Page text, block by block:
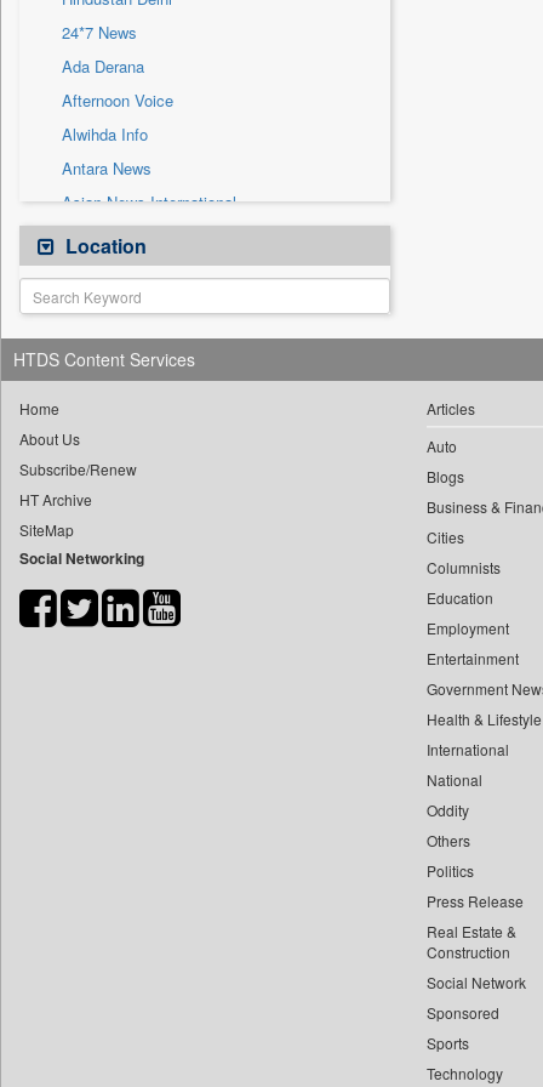
Sec
Solicitation
24*7 News
Ada Derana
Afternoon Voice
Alwihda Info
Antara News
Asian News International
Astro Devam
Australian Government News
Autox
Bis Research
Bana Africa Gossips
Bang Gaming
Bang Showbiz
Bang Tech
Bangladesh Business News
Bihar Times
Location
HTDS Content Services
Home
About Us
Subscribe/Renew
HT Archive
SiteMap
Social Networking
Articles
Auto
Blogs
Business &
Cities
Columnists
Education
Employment
Entertainment
Government
Health & Lifestyle
International
National
Oddity
Others
Politics
Press Release
Real Estate &
Construction
Social Network
Sponsored
Sports
Technology